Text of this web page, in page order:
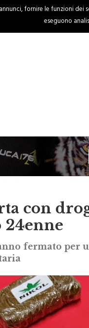
CRONACA
con
24enne
fermato per
fornire le funzioni
eseguono